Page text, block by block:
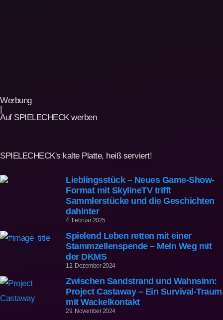
Werbung
|
Auf SPIELECHECK werben
SPIELECHECK's kalte Platte, heiß serviert!
Lieblingsstück – Neues Game-Show-
Format mit SkylineTV trifft
Sammlerstücke und die Geschichten
dahinter
4. Februar 2025
Spielend Leben retten mit einer
Stammzellenspende – Mein Weg mit
der DKMS
12. Dezember 2024
Zwischen Sandstrand und Wahnsinn:
Project Castaway – Ein Survival-Traum
mit Wackelkontakt
29. November 2024